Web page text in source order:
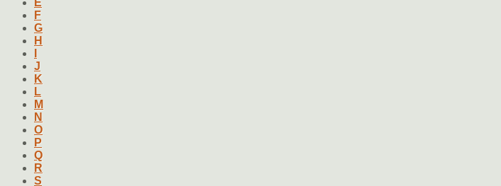
E
F
G
H
J
K
L
M
N
O
P
Q
R
S